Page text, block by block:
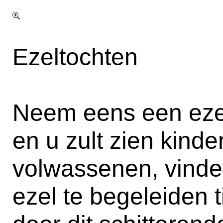
Ezeltochten
Neem eens een
en u zult zien
volwassenen,
ezel te begeleiden